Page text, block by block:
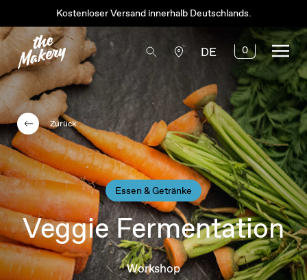
Kostenloser Versand innerhalb Deutschlands.
DE 0
Essen & Getränke
Veggie Fermentation
Workshop
Zurück